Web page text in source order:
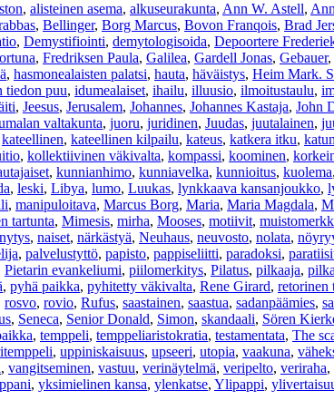
, alisteinen asema, alkuseurakunta, Ann W. Astell,
, Bellinger, Borg Marcus, Bovon Franqois, Brad
, Demystifiointi, demytologisoida, Depoortere
, Fredriksen Paula, Galilea, Gardell Jonas, Gebauer,
, hasmonealaisten palatsi, hauta, häväistys, Heim Mark. S
tiedon puu, idumealaiset, ihailu, illuusio, ilmoitustaulu,
, Jeesus, Jerusalem, Johannes, Johannes Kastaja, John
valtakunta, juoru, juridinen, Juudas, juutalainen,
kateellinen, kateellinen kilpailu, kateus, katkera itku,
, kollektiivinen väkivalta, kompassi, koominen,
, kunnianhimo, kunniavelka, kunnioitus, kuolema,
, leski, Libya, lumo, Luukas, lynkkaava kansanjoukko,
, manipuloitava, Marcus Borg, Maria, Maria Magdala,
tartunta, Mimesis, mirha, Mooses, motiivit,
, naiset, närkästyä, Neuhaus, neuvosto, nolata,
, palvelustyttö, papisto, pappiseliitti, paradoksi,
Pietarin evankeliumi, piilomerkitys, Pilatus, pilkaaja,
, pyhä paikka, pyhitetty väkivalta, Rene Girard, retorinen
rosvo, rovio, Rufus, saastainen, saastua, sadanpäämies,
, Seneca, Senior Donald, Simon, skandaali, Sören
, temppeli, temppeliaristokratia, testamentata, The
, uppiniskaisuus, upseeri, utopia, vaakuna,
, vangitseminen, vastuu, verinäytelmä, veripelto, veriraha,
, yksimielinen kansa, ylenkatse, Ylipappi,